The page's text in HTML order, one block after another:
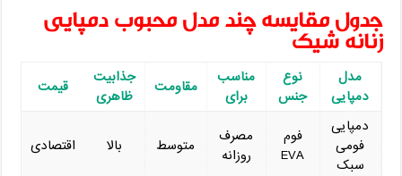
جدول مقایسه چند مدل محبوب دمپایی
زنانه شیک
مدل
دمپایی
نوع
جنس
مناسب
برای
مقاومت
جذابیت
ظاهری
قیمت
دمپایی
فومی
سبک
فوم
EVA
مصرف
روزانه
متوسط بالا اقتصادی